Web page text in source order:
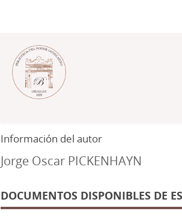
Información del autor
Jorge Oscar PICKENHAYN
DOCUMENTOS DISPONIBLES DE